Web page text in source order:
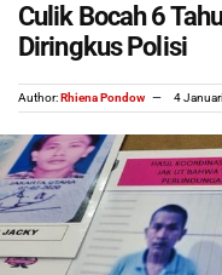
Culik Bocah 6
Diringkus Polisi
Author:Rhiena Pondow 4